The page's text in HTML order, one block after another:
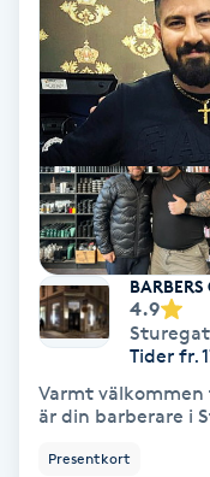
Personlig tränare
Picolaser
Piercing
Pigmentbehandling
Pigmentfläckar
Plastikkirurgi
Powder brows
4.9
Tider fr.
Varmt välkommen
är din barberare i
Presentkort